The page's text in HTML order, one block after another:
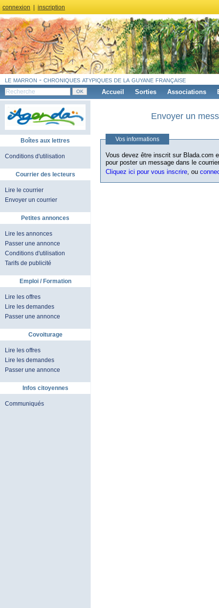
connexion inscription
le marron - chroniques atypiques de la guyane française
Accueil Sorties Associations
Boîtes aux lettres
Conditions d'utilisation
Courrier des lecteurs
Lire le courrier
Envoyer un courrier
Petites annonces
Lire les annonces
Passer une annonce
Conditions d'utilisation
Tarifs de publicité
Emploi / Formation
Lire les offres
Lire les demandes
Passer une annonce
Covoiturage
Lire les offres
Lire les demandes
Passer une annonce
Infos citoyennes
Communiqués
Envoyer un
Vos informations
Vous devez être inscrit sur Blada.com
pour poster un message dans le
Cliquez ici pour vous inscrire, ou